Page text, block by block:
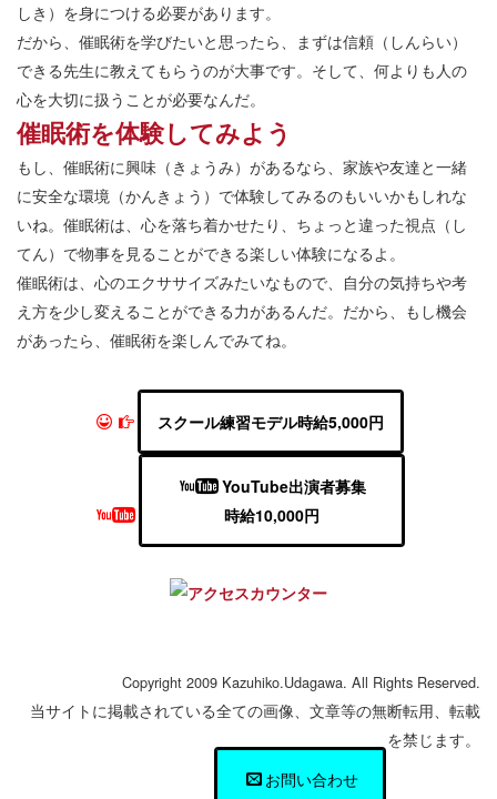
しき）を身につける必要があります。
だから、催眠術を学びたいと思ったら、まずは信頼（しんらい）
できる先生に教えてもらうのが大事です。そして、何よりも人の
心を大切に扱うことが必要なんだ。
催眠術を体験してみよう
もし、催眠術に興味（きょうみ）があるなら、家族や友達と一緒
に安全な環境（かんきょう）で体験してみるのもいいかもしれな
いね。催眠術は、心を落ち着かせたり、ちょっと違った視点（し
てん）で物事を見ることができる楽しい体験になるよ。
催眠術は、心のエクササイズみたいなもので、自分の気持ちや考
え方を少し変えることができる力があるんだ。だから、もし機会
があったら、催眠術を楽しんでみてね。
スクール練習モデル時給5,000円
YouTube出演者募集
時給10,000円
Copyright 2009 Kazuhiko.Udagawa. All Rights Reserved.
当サイトに掲載されている全ての画像、文章等の無断転用、転載
を禁じます。
お問い合わせ